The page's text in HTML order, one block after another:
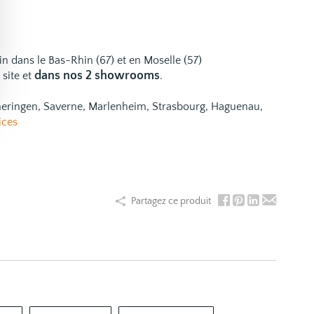
dans le Bas-Rhin (67) et en Moselle (57)
et dans nos 2 showrooms.
Saverne, Marlenheim, Strasbourg, Haguenau,
Partagez ce produit